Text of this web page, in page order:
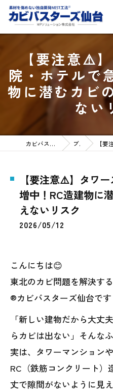
【要注意⚠️
院・ホテルで
物に潜むカビ
ない
カビバスターズ仙台HOME ブログ 【要注意⚠️
【要注意⚠️】タワ
増中！RC造建物に
えないリスク
2026/05/12
こんにちは😊
東北のカビ問題を解決す
®カビバスターズ仙台です
「新しい建物だから大丈
らカビは出ない」そんな
実は、タワーマンション
RC（鉄筋コンクリート
丈で隙間がないように見